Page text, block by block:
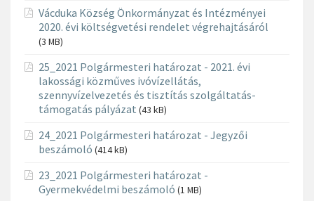
Vácduka Község Önkormányzat és Intézményei
2020. évi költségvetési rendelet végrehajtásáról
(3 MB)
25_2021 Polgármesteri határozat - 2021. évi
lakossági közműves ivóvízellátás,
szennyvízelvezetés és tisztítás szolgáltatás-
támogatás pályázat (43 kB)
24_2021 Polgármesteri határozat - Jegyzői
beszámoló (414 kB)
23_2021 Polgármesteri határozat -
Gyermekvédelmi beszámoló (1 MB)